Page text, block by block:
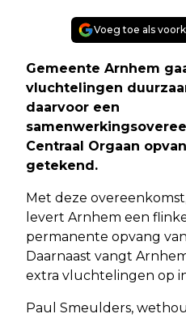
Voeg toe als
Gemeente Arnhem
vluchtelingen
daarvoor een
Centraal Orgaan
getekend.
Met deze
levert Arnhem een
permanente opvang
Daarnaast vangt
extra vluchtelingen op
Paul Smeulders,